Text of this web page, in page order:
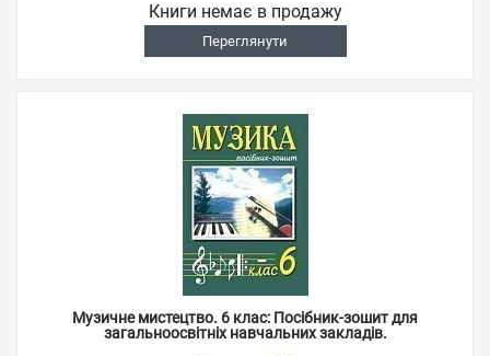
Книги немає в продажу
Переглянути
Музичне мистецтво. 6 клас: Посібник-зошит для
загальноосвітніх навчальних закладів.